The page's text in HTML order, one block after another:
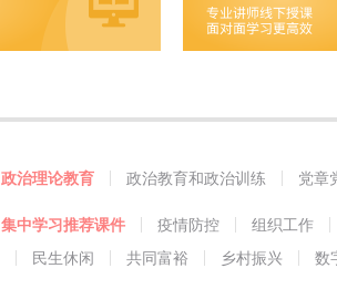
自身建设
组工之窗
党章党规党纪教育
革命传统教育
政治理论教育 政治教育和政治训练 党章
集中学习推荐课件 疫情防控 组织工作
民生休闲 共同富裕 乡村振兴 数